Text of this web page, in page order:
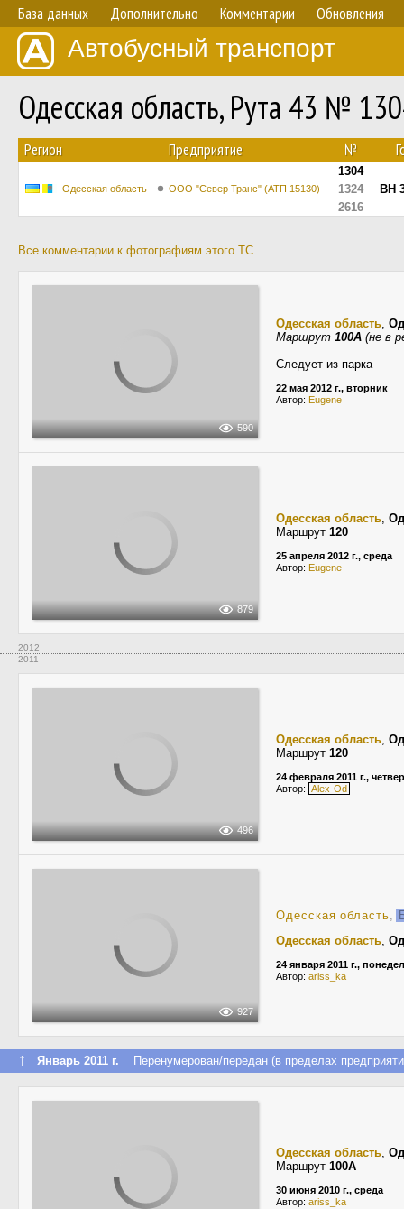
База данных Дополнительно Комментарии Обновления
Автобусный транспорт
Одесская область, Рута 43 №
Регион Предприятие №
Одесская область ООО "Север Транс" (АТП 15130)
1304
BH
1324
2616
Все комментарии к фотографиям этого ТС
590
Одесская область,
Маршрут 100А (не в
Следует из парка
22 мая 2012 г., вторник
Автор: Eugene
879
Одесская область,
Маршрут 120
25 апреля 2012 г., среда
Автор: Eugene
2012
2011
496
Одесская область,
Маршрут 120
24 февраля 2011 г.,
Автор: Alex-Od
927
Одесская область,
Одесская область,
24 января 2011 г.,
Автор: ariss_ka
↑ Январь 2011 г. Перенумерован/передан (в пределах
Одесская область,
Маршрут 100А
30 июня 2010 г., среда
Автор: ariss_ka